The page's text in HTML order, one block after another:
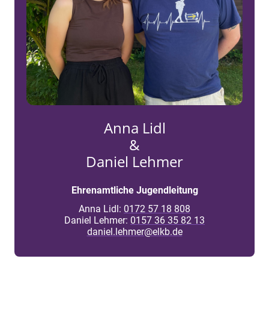
Anna Lidl
&
Daniel Lehmer
Ehrenamtliche Jugendleitung
Anna Lidl: 0172 57 18 808
Daniel Lehmer: 0157 36 35 82 13
daniel.lehmer@elkb.de